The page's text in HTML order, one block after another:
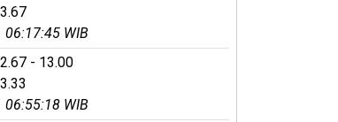
06:17:45 WIB
- 13.00
06:55:18 WIB